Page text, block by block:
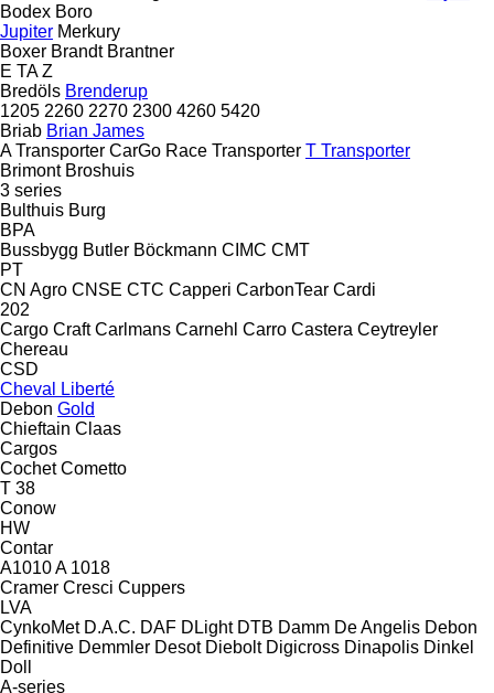
Bodex Boro
Jupiter Merkury
Boxer Brandt Brantner
E TA Z
Bredöls Brenderup
1205 2260 2270 2300 4260 5420
Briab Brian James
A Transporter CarGo Race Transporter T Transporter
Brimont Broshuis
3 series
Bulthuis Burg
BPA
Bussbygg Butler Böckmann CIMC CMT
PT
CN Agro CNSE CTC Capperi CarbonTear Cardi
202
Cargo Craft Carlmans Carnehl Carro Castera Ceytreyler
Chereau
CSD
Cheval Liberté
Debon Gold
Chieftain Claas
Cargos
Cochet Cometto
T 38
Conow
HW
Contar
A1010A 1018
Cramer Cresci Cuppers
LVA
CynkoMet D.A.C. DAF DLight DTB Damm De Angelis Debon
Definitive Demmler Desot Diebolt Digicross Dinapolis Dinkel
Doll
A-series